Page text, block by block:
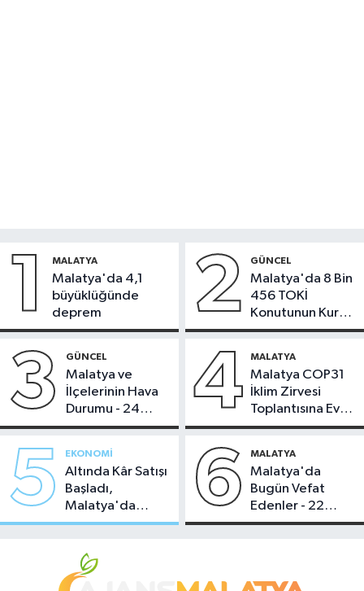
1 MALATYA
Malatya'da 4,1
büyüklüğünde
deprem
2 GÜNCEL
Malatya'da 8 Bin
456 TOKİ
Konutunun Kurası
Bugün Çekiliyor
3 GÜNCEL
Malatya ve
İlçelerinin Hava
Durumu - 24
Temmuz 2026
4 MALATYA
Malatya COP31
İklim Zirvesi
Toplantısına Ev
Sahipliği Yaptı
5 EKONOMI
Altında Kâr Satışı
Başladı,
Malatya'da
Makas Ne
6 MALATYA
Malatya'da
Bugün Vefat
Edenler - 22
Temmuz 2026